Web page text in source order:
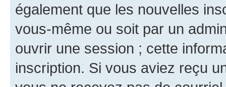
également que les nouvelles
vous-même ou soit par un
ouvrir une session ; cette
inscription. Si vous aviez reçu